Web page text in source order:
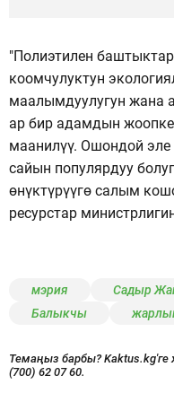
"Полиэтилен
коомчулуктун
маалымдуулугун жана
ар бир адамдын
маанилүү. Ошондой
сайын популярдуу
өнүктүрүүгө салым
ресурстар
мэрия Садыр
Балыкчы
Темаңыз барбы?
(700) 62 07 60.